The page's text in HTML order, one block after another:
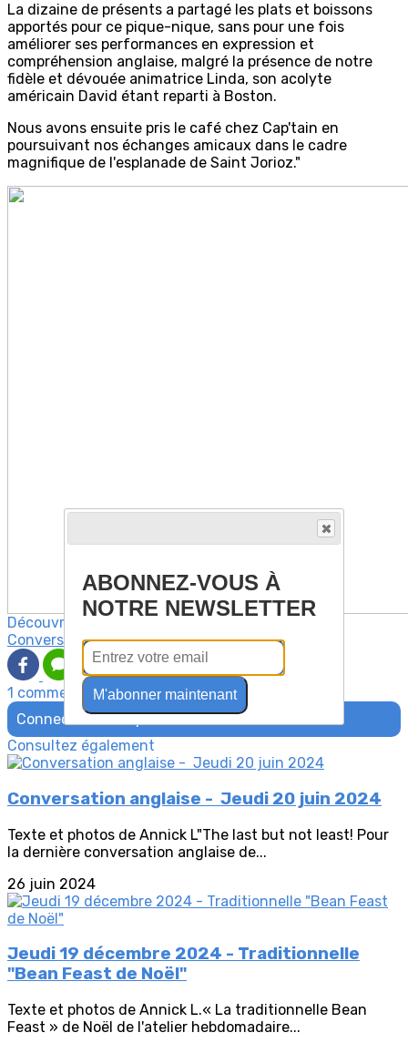
La dizaine de présents a partagé les plats et boissons
apportés pour ce pique-nique, sans pour une fois
améliorer ses performances en expression et
compréhension anglaise, malgré la présence de notre
fidèle et dévouée animatrice Linda, son acolyte
américain David étant reparti à Boston.
Nous avons ensuite pris le café chez Cap'tain en
poursuivant nos échanges amicaux dans le cadre
magnifique de l'esplanade de Saint Jorioz."
Découvrez davantage d'articles sur ces thèmes :
Conversation anglaise
1 commentaire(s)
Connectez-vous pour laisser un commentaire
Consultez également
Conversation anglaise - Jeudi 20 juin 2024
Texte et photos de Annick L"The last but not least! Pour
la dernière conversation anglaise de...
26 juin 2024
Jeudi 19 décembre 2024 - Traditionnelle
"Bean Feast de Noël"
Texte et photos de Annick L.« La traditionnelle Bean
Feast » de Noël de l'atelier hebdomadaire...
ABONNEZ-VOUS À
NOTRE NEWSLETTER
M'abonner maintenant